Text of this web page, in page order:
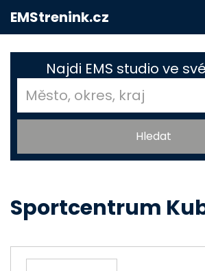
EMStrenink.cz
Najdi EMS studio ve
Sportcentrum